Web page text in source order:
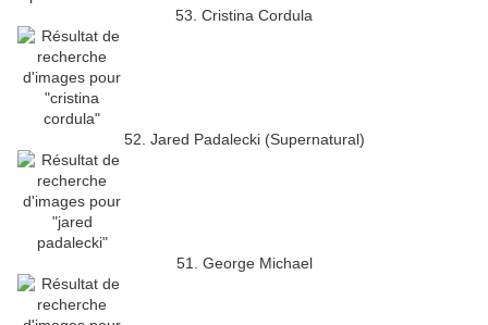
53. Cristina Cordula
52. Jared Padalecki (Supernatural)
51. George Michael